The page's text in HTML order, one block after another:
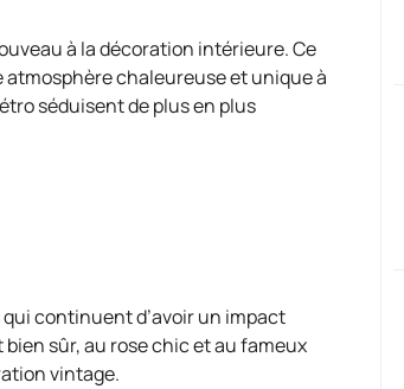
à la décoration intérieure. Ce
atmosphère chaleureuse et unique à
séduisent de plus en plus
continuent d’avoir un impact
sûr, au rose chic et au fameux
vintage.